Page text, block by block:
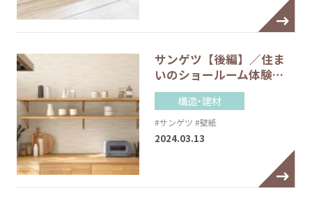
サンゲツ【後編】／住ま
いのショールーム体験…
構造・建材
#サンゲツ #壁紙
2024.03.13